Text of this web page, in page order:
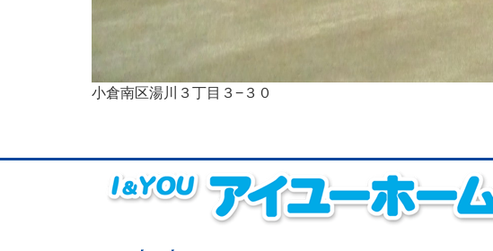
小倉南区湯川３丁目３−３０